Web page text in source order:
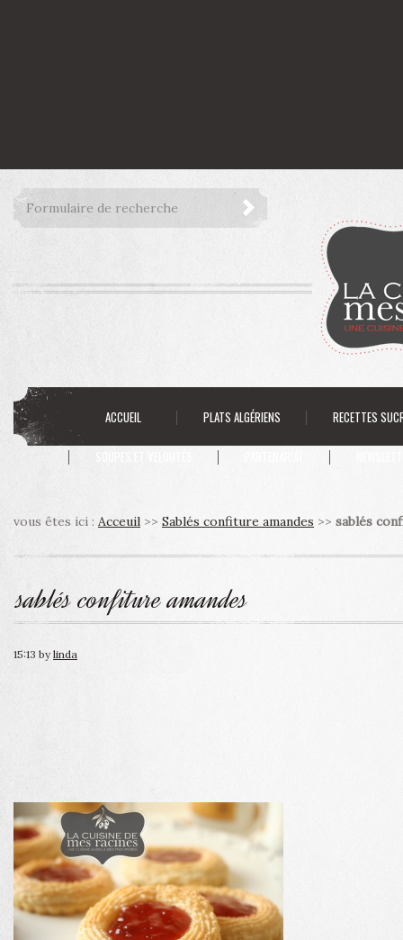
ACCUEIL PLATS ALGÉRIENS RECETTES
vous êtes ici : Acceuil >> Sablés confiture amandes >> sablés
sablés confiture amandes
15:13 bylinda